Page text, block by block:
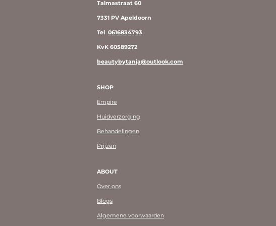
Talmastraat 60
7331 PV Apeldoorn
Tel 0616834793
KvK 60589272
beautybytanja@outlook.com
SHOP
Empire
Huidverzorging
Behandelingen
Prijzen
ABOUT
Over ons
Blogs
Algemene voorwaarden